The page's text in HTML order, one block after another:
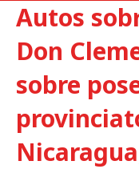
Autos
Don
sobre